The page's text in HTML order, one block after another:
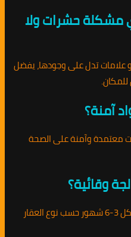
مشكلة حشرات ولا
علامات تدل على وجودها، يفضل
آمنة؟
معتمدة وآمنة على الصحة
وقائية؟
يفضل عمل معالجة وقائية كل 3-6 شهور حسب نوع العقار